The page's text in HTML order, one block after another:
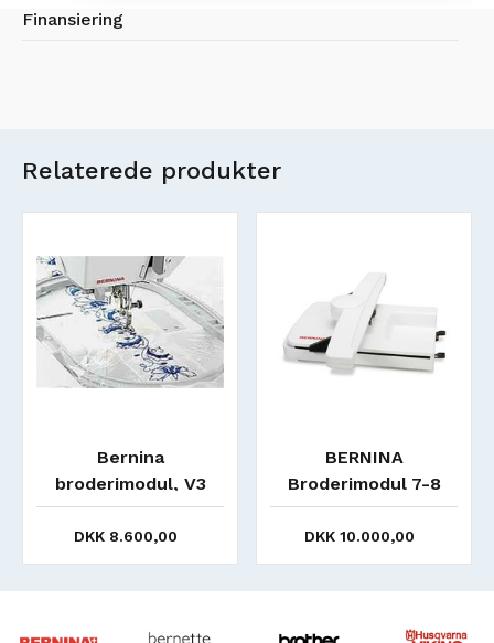
Finansiering
Relaterede produkter
Bernina
broderimodul, V3
DKK 8.600,00
BERNINA
Broderimodul 7-8
serien L (STD)
DKK 10.000,00